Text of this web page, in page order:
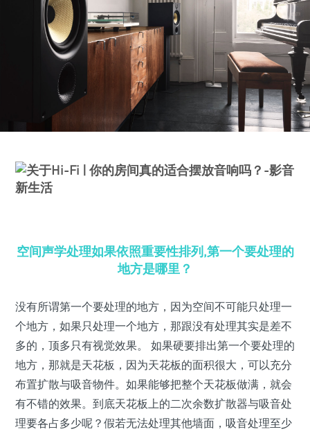
空间声学处理如果依照重要性排列,第一个要处理的
地方是哪里？
没有所谓第一个要处理的地方，因为空间不可能只处理一
个地方，如果只处理一个地方，那跟没有处理其实是差不
多的，顶多只有视觉效果。 如果硬要排出第一个要处理的
地方，那就是天花板，因为天花板的面积很大，可以充分
布置扩散与吸音物件。如果能够把整个天花板做满，就会
有不错的效果。到底天花板上的二次余数扩散器与吸音处
理要各占多少呢？假若无法处理其他墙面，吸音处理至少